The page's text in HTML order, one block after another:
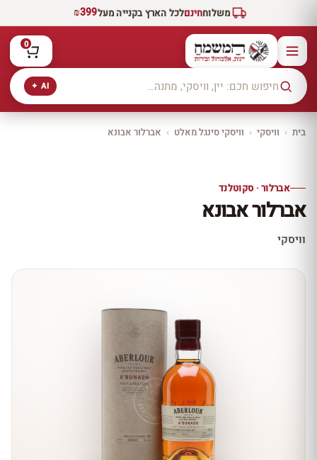
משלוחחינםלכל הארץ בקנייה מעל₪399
AI ✦
0
בית › וויסקי › וויסקי סינגל מאלט › אברלור אבונא
10% הנחה
עכשיו ב-10% הנחה
אברלור · סקוטלנד
אברלור אבונא
וויסקי